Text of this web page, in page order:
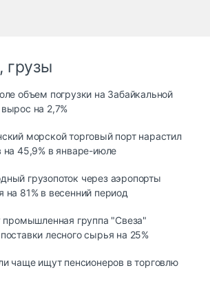
грузы
объем погрузки на Забайкальной
на 2,7%
морской торговый порт нарастил
на 45,9% в январе-июле
грузопоток через аэропорты
на 81% в весенний период
промышленная группа "Свеза"
лесного сырья на 25%
чаще ищут пенсионеров в торговлю